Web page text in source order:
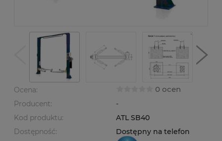
Ocena: 0 ocen
Producent:
-
Kod produktu:
ATL SB40
Dostępność:
Dostępny na telefon